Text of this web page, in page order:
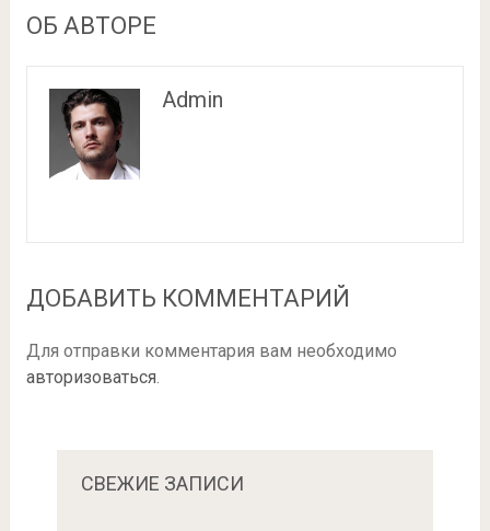
ОБ АВТОРЕ
Admin
ДОБАВИТЬ КОММЕНТАРИЙ
Для отправки комментария вам необходимо
авторизоваться.
СВЕЖИЕ ЗАПИСИ